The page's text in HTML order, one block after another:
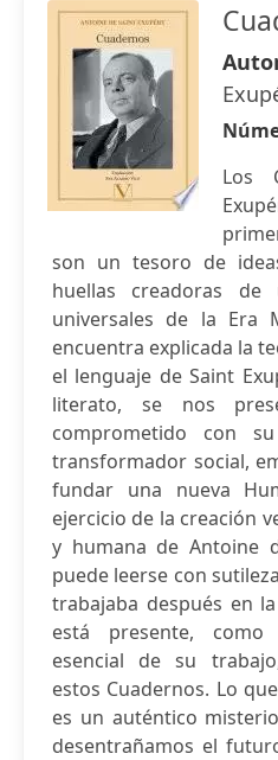
Los
son un tesoro de
huellas creadoras
universales de la Era
encuentra explicada la
el lenguaje de Saint
literato, se nos
comprometido con
transformador social,
fundar una nueva
ejercicio de la creación
y humana de Antoine
puede leerse con
trabajaba después en
está presente,
esencial de su
estos Cuadernos. Lo
es un auténtico
desentrañamos el